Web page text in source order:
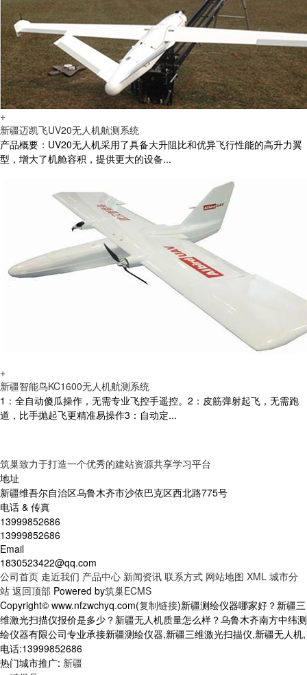
+
新疆迈凯飞UV20无人机航测系统
产品概要：UV20无人机采用了具备大升阻比和优异飞行性能的高升力翼
型，增大了机舱容积，提供更大的设备...
+
新疆智能鸟KC1600无人机航测系统
1：全自动傻瓜操作，无需专业飞控手遥控。2：皮筋弹射起飞，无需跑
道，比手抛起飞更精准易操作3：自动定...
筑巢致力于打造一个优秀的建站资源共享学习平台
地址
新疆维吾尔自治区乌鲁木齐市沙依巴克区西北路775号
电话 & 传真
13999852686
13999852686
Email
1830523422@qq.com
公司首页 走近我们 产品中心 新闻资讯 联系方式 网站地图 XML 城市分
站 返回顶部 Powered by筑巢ECMS
Copyright© www.nfzwchyq.com(复制链接)新疆测绘仪器哪家好？新疆三
维激光扫描仪报价是多少？新疆无人机质量怎么样？乌鲁木齐南方中纬测
绘仪器有限公司专业承接新疆测绘仪器,新疆三维激光扫描仪,新疆无人机,
电话:13999852686
热门城市推广: 新疆